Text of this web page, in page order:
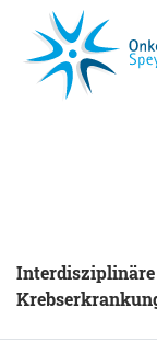
Interdisziplinäre